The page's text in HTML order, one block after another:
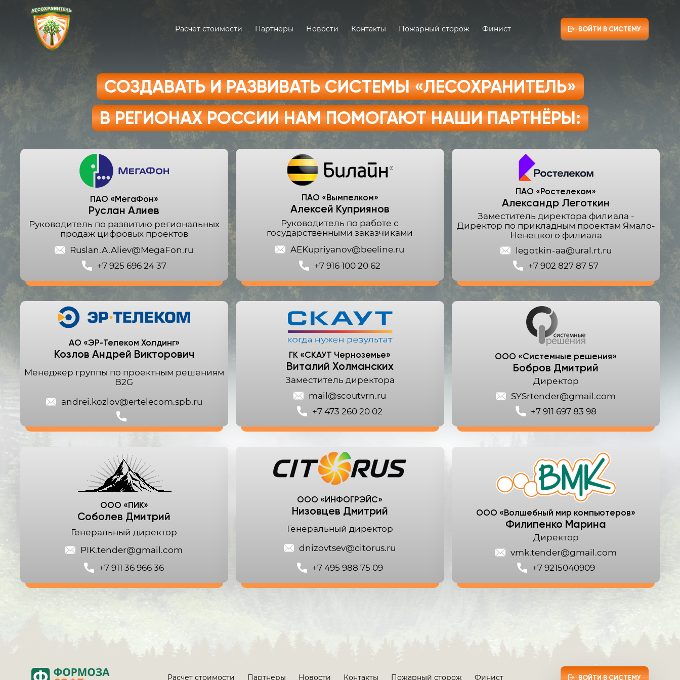
Расчет стоимости Партнеры Новости Контакты Пожарный сторож Финист ВОЙТИ В СИСТЕМУ
СОЗДАВАТЬ И РАЗВИВАТЬ СИСТЕМЫ «ЛЕСОХРАНИТЕЛЬ»
В РЕГИОНАХ РОССИИ НАМ ПОМОГАЮТ НАШИ ПАРТНЁРЫ:
ПАО «МегаФон»
Руслан Алиев
Руководитель по развитию региональных
продаж цифровых проектов
Ruslan.A.Aliev@MegaFon.ru
+7 925 696 24 37
ПАО «Вымпелком»
Алексей Куприянов
Руководитель по работе с
государственными заказчиками
AEKupriyanov@beeline.ru
+7 916 100 20 62
ПАО «Ростелеком»
Александр Леготкин
Заместитель директора филиала -
Директор по прикладным проектам Ямало-
Ненецкого филиала
legotkin-aa@ural.rt.ru
+7 902 827 87 57
АО «ЭР-Телеком Холдинг»
Козлов Андрей Викторович
Менеджер группы по проектным решениям
B2G
andrei.kozlov@ertelecom.spb.ru
ГК «СКАУТ Черноземье»
Виталий Холманских
Заместитель директора
mail@scoutvrn.ru
+7 473 260 20 02
ООО «Системные решения»
Бобров Дмитрий
Директор
SYSrtender@gmail.com
+7 911 697 83 98
ООО «ПИК»
Соболев Дмитрий
Генеральный директор
PIK.tender@gmail.com
+7 911 36 966 36
ООО «ИНФОГРЭЙС»
Низовцев Дмитрий
Генеральный директор
dnizovtsev@citorus.ru
+7 495 988 75 09
ООО «Волшебный мир компьютеров»
Филипенко Марина
Директор
vmk.tender@gmail.com
+7 9215040909
Расчет стоимости Партнеры Новости Контакты Пожарный сторож Финист ВОЙТИ В СИСТЕМУ
Республика Адыгея
Республика Алтай
Республика Башкортостан
Республика Бурятия
Республика Дагестан
Республика Калмыкия
Республика
Республика Карелия